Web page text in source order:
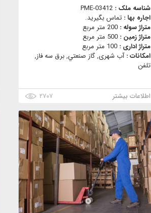
شناسه ملک : PME-03412
اجاره بها : تماس بگیرید.
متراژ سوله : 200 متر مربع
متراژ زمین : 500 متر مربع
متراژ اداری : 100 متر مربع
امکانات :آب شهری, گاز صنعتي, برق سه فاز,
تلفن
اطلاعات بیشتر ۲۷۰۷